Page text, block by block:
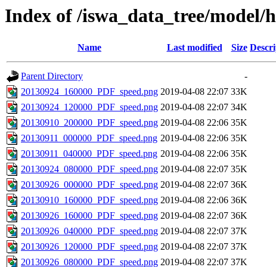
Index of /iswa_data_tree/model/
Name Last modified Size
Parent Directory
-
20130924_160000_PDF_speed.png 2019-04-08 22:07 33K
20130924_120000_PDF_speed.png 2019-04-08 22:07 34K
20130910_200000_PDF_speed.png 2019-04-08 22:06 35K
20130911_000000_PDF_speed.png 2019-04-08 22:06 35K
20130911_040000_PDF_speed.png 2019-04-08 22:06 35K
20130924_080000_PDF_speed.png 2019-04-08 22:07 35K
20130926_000000_PDF_speed.png 2019-04-08 22:07 36K
20130910_160000_PDF_speed.png 2019-04-08 22:06 36K
20130926_160000_PDF_speed.png 2019-04-08 22:07 36K
20130926_040000_PDF_speed.png 2019-04-08 22:07 37K
20130926_120000_PDF_speed.png 2019-04-08 22:07 37K
20130926_080000_PDF_speed.png 2019-04-08 22:07 37K